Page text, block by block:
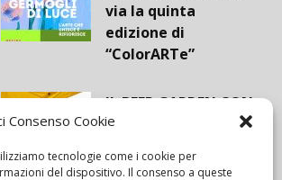
Consenso Cookie
tecnologie come i cookie per
del dispositivo. Il consenso a queste
via la quinta
edizione di
“ColorARTe”
IL BEER GARDEN CON
IL GIALLONE